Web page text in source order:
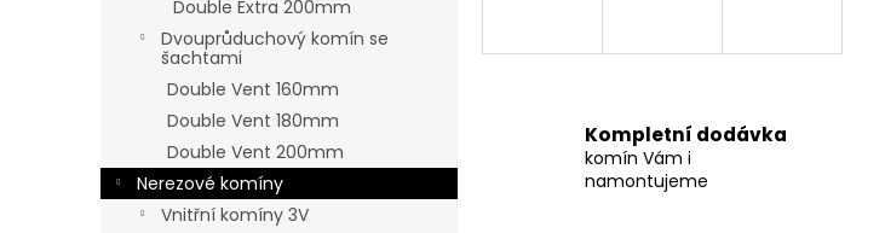
Double Extra 200mm
Dvouprůduchový komín se
šachtami
Double Vent 160mm
Double Vent 180mm
Double Vent 200mm
Nerezové komíny
Vnitřní komíny 3V
Kompletní dodávka
komín Vám i
namontujeme